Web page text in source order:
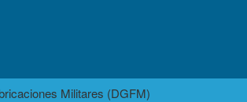
Militares (DGFM)